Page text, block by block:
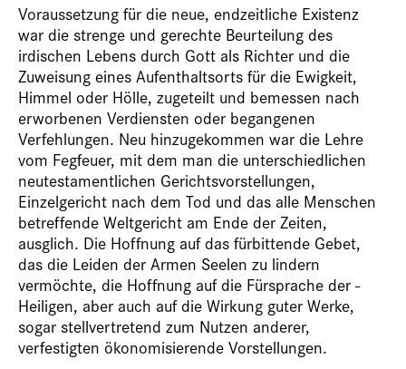
Voraussetzung für die neue, endzeitliche Existenz
war die strenge und gerechte Beurteilung des
irdischen Lebens durch Gott als Richter und die
Zuweisung eines Aufenthaltsorts für die Ewigkeit,
Himmel oder Hölle, zugeteilt und bemessen nach
erworbenen Verdiensten oder begangenen
Verfehlungen. Neu hinzugekommen war die Lehre
vom Fegfeuer, mit dem man die unterschiedlichen
neutestamentlichen Gerichtsvorstellungen,
Einzelgericht nach dem Tod und das alle Menschen
betreffende Weltgericht am Ende der Zeiten,
ausglich. Die Hoffnung auf das fürbittende Gebet,
das die Leiden der Armen Seelen zu lindern
vermöchte, die Hoffnung auf die Fürsprache der ­
Heiligen, aber auch auf die Wirkung guter Werke,
sogar stellvertretend zum Nutzen anderer,
verfestigten ökonomisierende Vorstellungen.